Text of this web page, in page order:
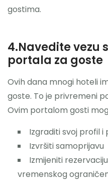
gostima.
4.Navedite vezu
portala za goste
Ovih dana mnogi hoteli
goste. To je privremeni
Ovim portalom gosti
Izgraditi svoj profil
Izvršiti samoprijavu
Izmijeniti
vremenskog